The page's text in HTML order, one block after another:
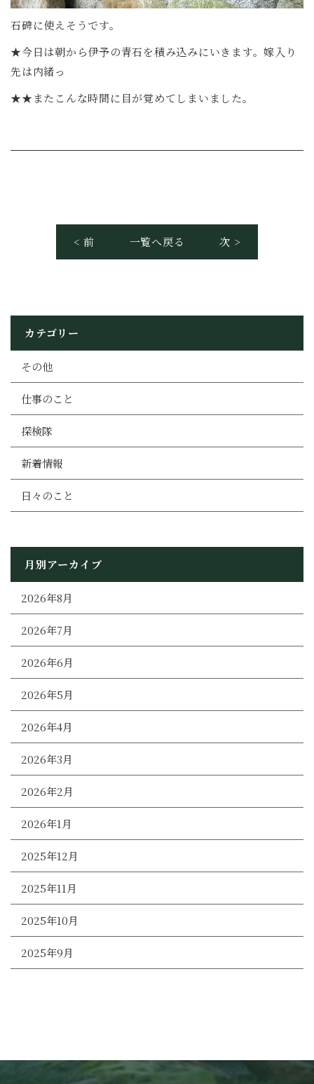
石碑に使えそうです。
★今日は朝から伊予の青石を積み込みにいきます。嫁入り
先は内緒っ
★★またこんな時間に目が覚めてしまいました。
< 前 一覧へ戻る 次 >
カテゴリー
その他
仕事のこと
探検隊
新着情報
日々のこと
月別アーカイブ
2026年8月
2026年7月
2026年6月
2026年5月
2026年4月
2026年3月
2026年2月
2026年1月
2025年12月
2025年11月
2025年10月
2025年9月